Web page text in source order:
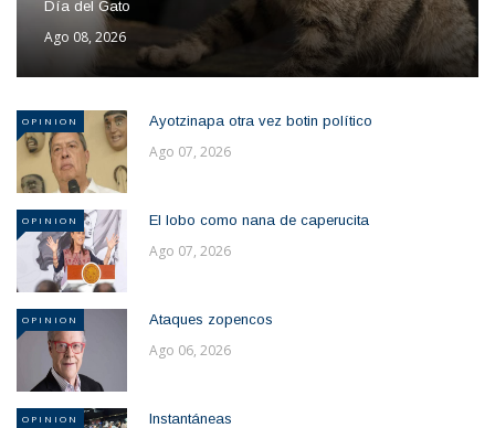
Día del Gato
Ago 08, 2026
OPINION Ayotzinapa otra vez botin político
Ago 07, 2026
OPINION El lobo como nana de caperucita
Ago 07, 2026
OPINION Ataques zopencos
Ago 06, 2026
OPINION Instantáneas